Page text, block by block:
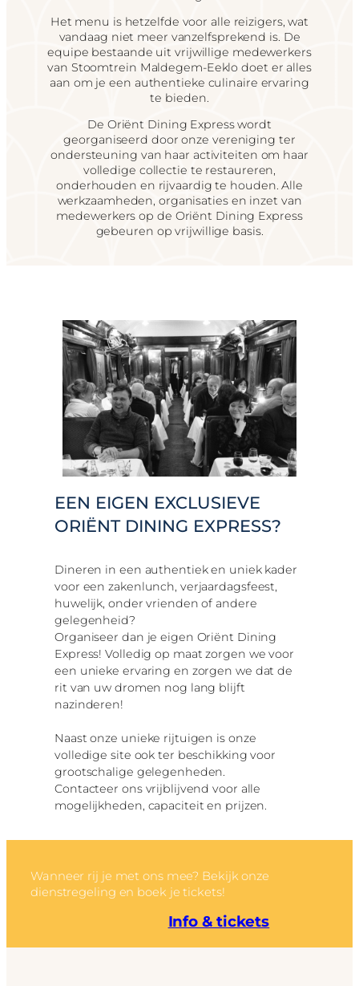
Het menu is hetzelfde voor alle reizigers, wat
vandaag niet meer vanzelfsprekend is. De
equipe bestaande uit vrijwillige medewerkers
van Stoomtrein Maldegem-Eeklo doet er alles
aan om je een authentieke culinaire ervaring
te bieden.
De Oriënt Dining Express wordt
georganiseerd door onze vereniging ter
ondersteuning van haar activiteiten om haar
volledige collectie te restaureren,
onderhouden en rijvaardig te houden. Alle
werkzaamheden, organisaties en inzet van
medewerkers op de Oriënt Dining Express
gebeuren op vrijwillige basis.
EEN EIGEN EXCLUSIEVE
ORIËNT DINING EXPRESS?
Dineren in een authentiek en uniek kader
voor een zakenlunch, verjaardagsfeest,
huwelijk, onder vrienden of andere
gelegenheid?
Organiseer dan je eigen Oriënt Dining
Express! Volledig op maat zorgen we voor
een unieke ervaring en zorgen we dat de
rit van uw dromen nog lang blijft
nazinderen!
Naast onze unieke rijtuigen is onze
volledige site ook ter beschikking voor
grootschalige gelegenheden.
Contacteer ons vrijblijvend voor alle
mogelijkheden, capaciteit en prijzen.
Wanneer rij je met ons mee? Bekijk onze
dienstregeling en boek je tickets!
Info & tickets